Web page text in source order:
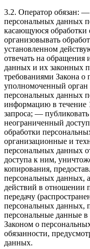
3.2. Оператор обязан: —
персональных данных
касающуюся
организовывать
установленном
отвечать на обращения
данных и их законных
требованиями Закона
уполномоченный орган
персональных данных
информацию в течение
запроса; —
неограниченный
обработки
организационные и
персональных данных
доступа к ним,
копирования,
персональных данных,
действий в отношении
передачу
персональных данных,
персональные данные
Законом о
обязанности,
данных.